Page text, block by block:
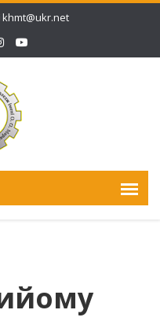
khmt@ukr.net